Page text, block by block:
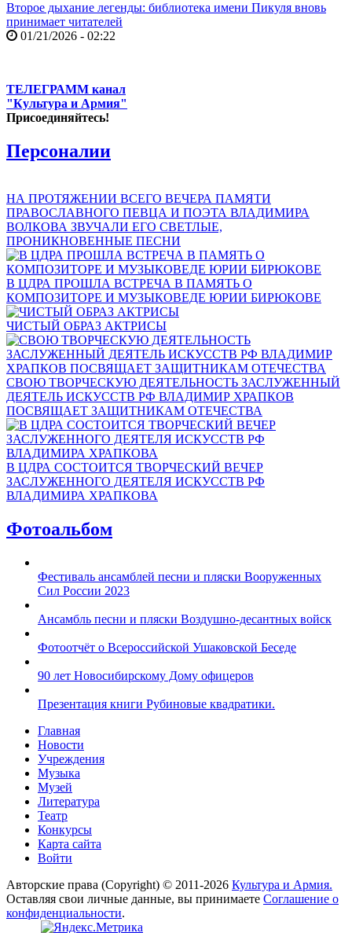
Второе дыхание легенды: библиотека имени Пикуля вновь
принимает читателей
01/21/2026 - 02:22
ТЕЛЕГРАММ канал
"Культура и Армия"
Присоединяйтесь!
Персоналии
НА ПРОТЯЖЕНИИ ВСЕГО ВЕЧЕРА ПАМЯТИ
ПРАВОСЛАВНОГО ПЕВЦА И ПОЭТА ВЛАДИМИРА
ВОЛКОВА ЗВУЧАЛИ ЕГО СВЕТЛЫЕ,
ПРОНИКНОВЕННЫЕ ПЕСНИ
В ЦДРА ПРОШЛА ВСТРЕЧА В ПАМЯТЬ О
КОМПОЗИТОРЕ И МУЗЫКОВЕДЕ ЮРИИ БИРЮКОВЕ
ЧИСТЫЙ ОБРАЗ АКТРИСЫ
СВОЮ ТВОРЧЕСКУЮ ДЕЯТЕЛЬНОСТЬ ЗАСЛУЖЕННЫЙ
ДЕЯТЕЛЬ ИСКУССТВ РФ ВЛАДИМИР ХРАПКОВ
ПОСВЯЩАЕТ ЗАЩИТНИКАМ ОТЕЧЕСТВА
В ЦДРА СОСТОИТСЯ ТВОРЧЕСКИЙ ВЕЧЕР
ЗАСЛУЖЕННОГО ДЕЯТЕЛЯ ИСКУССТВ РФ
ВЛАДИМИРА ХРАПКОВА
Фотоальбом
Фестиваль ансамблей песни и пляски Вооруженных
Сил России 2023
Ансамбль песни и пляски Воздушно-десантных войск
Фотоотчёт о Всероссийской Ушаковской Беседе
90 лет Новосибирскому Дому офицеров
Презентация книги Рубиновые квадратики.
Главная
Новости
Учреждения
Музыка
Музей
Литература
Театр
Конкурсы
Карта сайта
Войти
Авторские права (Copyright) © 2011-2026 Культура и Армия.
Оставляя свои личные данные, вы принимаете Соглашение о
конфиденциальности.